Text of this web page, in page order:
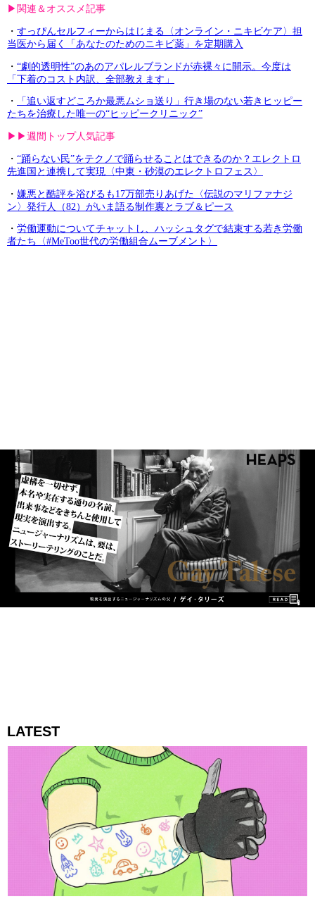
▶︎関連＆オススメ記事
・ すっぴんセルフィーからはじまる〈オンライン・ニキビケア〉担
当医から届く「あなたのためのニキビ薬」を定期購入
・ “劇的透明性”のあのアパレルブランドが赤裸々に開示。今度は
「下着のコスト内訳、全部教えます」
・
「追い返すどころか最悪ムショ送り」行き場のない若きヒッピー
たちを治療した唯一の“ヒッピークリニック”
▶︎▶︎週間トップ人気記事
・ “踊らない民”をテクノで踊らせることはできるのか？エレクトロ
先進国と連携して実現〈中東・砂漠のエレクトロフェス〉
・ 嫌悪と酷評を浴びるも17万部売りあげた〈伝説のマリファナジ
ン〉発行人（82）がいま語る制作裏とラブ＆ピース
・ 労働運動についてチャットし、ハッシュタグで結束する若き労働
者たち〈#MeToo世代の労働組合ムーブメント〉
LATEST